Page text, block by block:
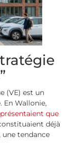
(VE) est un
En Wallonie,
que
déjà
une tendance